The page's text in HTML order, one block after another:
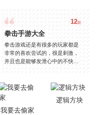
12款
拳击手游大全
拳击游戏还是有很多的玩家都是
非常的喜欢尝试的，很是刺激，
并且也是能够发泄心中的不快
是一些格斗的游戏，其实是非常
的有趣，也是相当的刺激的，游
戏中是有一些不同的场景都是能
够去进行体验的，我们也是能够
我要去偷家
逻辑方块